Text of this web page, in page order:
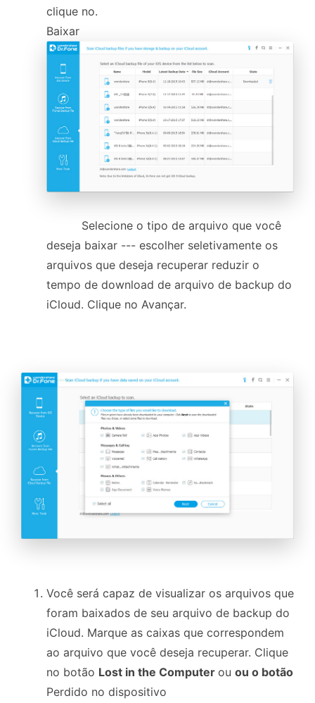
clique no.
Baixar
Selecione o tipo de arquivo que você
deseja baixar --- escolher seletivamente os
arquivos que deseja recuperar reduzir o
tempo de download de arquivo de backup do
iCloud. Clique no Avançar.
Você será capaz de visualizar os arquivos que
foram baixados de seu arquivo de backup do
iCloud. Marque as caixas que correspondem
ao arquivo que você deseja recuperar. Clique
no botão Lost in the Computer ou ou o botão
Perdido no dispositivo